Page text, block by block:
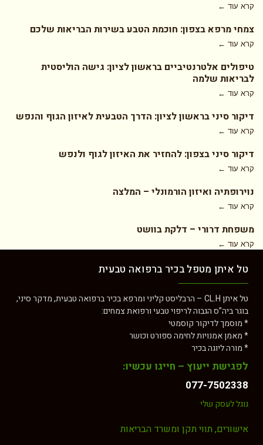
קרא עוד ←
צמחי מרפא בצפון: חוכמת הטבע בשירות הבריאות שלכם
קרא עוד ←
טיפולים אלטרנטיביים בראשון לציון: גישה הוליסטית
לבריאות שלמה
קרא עוד ←
דיקור סיני בראשון לציון: הדרך הטבעית לאיזון הגוף והנפש
קרא עוד ←
דיקור סיני בצפון: להחזיר את האיזון לגוף ולנפש
קרא עוד ←
נוירופתיה ואיזון הורמונלי – המלצה
קרא עוד ←
משפחת דרורי – דלקת בוושט
קרא עוד ←
טל איתן מטפל בכיר ברפואה טבעית
טל איתן CL.H – הרבליסט קליני ומרפא בכיר ברפואה טבעית, מדקר סיני,
בוגר ביה”ס הגבוה לריפוי טבעי ורפואת צמחים:
* מוסמך לדיקור קוסמטי
* מאמן אמנויות לחימה ספורט וכושר
* מורה ליוגה בכיר
לפגישת ייעוץ – חייגו עכשיו:
077-7502338
גוגל לעסק שלי
אישורים, תווי תקן ומשרד הבריאות